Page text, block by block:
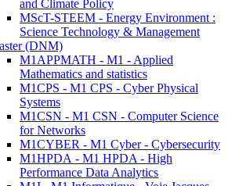
and Climate Policy
MScT-STEEM - Energy Environment :
Science Technology & Management
(DNM)
M1APPMATH - M1 - Applied
Mathematics and statistics
M1CPS - M1 CPS - Cyber Physical
Systems
M1CSN - M1 CSN - Computer Science
for Networks
M1CYBER - M1 Cyber - Cybersecurity
M1HPDA - M1 HPDA - High
Performance Data Analytics